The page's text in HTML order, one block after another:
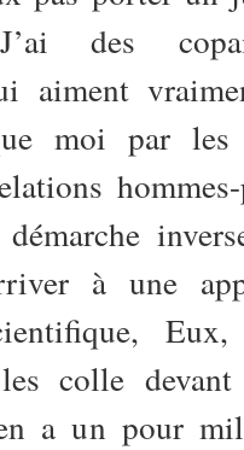
des
aiment
moi par les
à une
colle devant
a un pour